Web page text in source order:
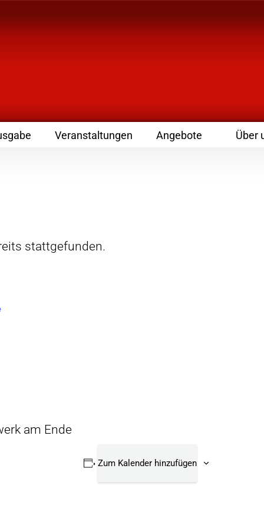
Zeitschrift für Leute
Veranstaltungen Angebote Über
stattgefunden.
am Ende
Zum Kalender hinzufügen